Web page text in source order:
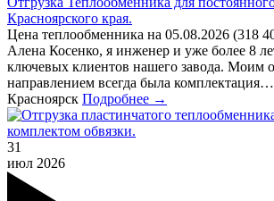
Красноярского края.
Цена теплообменника на 05.08.2026 (318
Алена Косенко, я инженер и уже более 8
ключевых клиентов нашего завода. Моим
направлением всегда была комплектация…
Красноярск Подробнее →
31
июл 2026